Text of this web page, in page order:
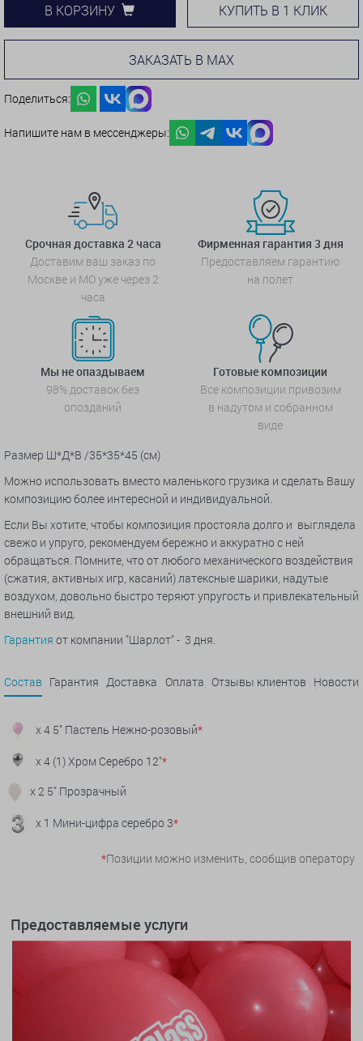
В КОРЗИНУ КУПИТЬ В 1 КЛИК
ЗАКАЗАТЬ В MAX
Поделиться:
Напишите нам в мессенджеры:
Срочная доставка 2 часа
Доставим ваш заказ по
Москве и МО уже через 2
часа
Фирменная гарантия 3 дня
Предоставляем гарантию
на полет
Мы не опаздываем
98% доставок без
опозданий
Готовые композиции
Все композиции привозим
в надутом и собранном
виде
Размер Ш*Д*В /35*35*45 (см)
Можно использовать вместо маленького грузика и сделать Вашу
композицию более интересной и индивидуальной.
Если Вы хотите, чтобы композиция простояла долго и выглядела
свежо и упруго, рекомендуем бережно и аккуратно с ней
обращаться. Помните, что от любого механического воздействия
(сжатия, активных игр, касаний) латексные шарики, надутые
воздухом, довольно быстро теряют упругость и привлекательный
внешний вид.
Гарантия от компании "Шарлот" - 3 дня.
Состав Гарантия Доставка Оплата Отзывы клиентов Новости
x 4 5" Пастель Нежно-розовый*
x 4 (1) Хром Серебро 12"*
x 2 5" Прозрачный
x 1 Мини-цифра серебро 3*
*Позиции можно изменить, сообщив оператору
Предоставляемые услуги